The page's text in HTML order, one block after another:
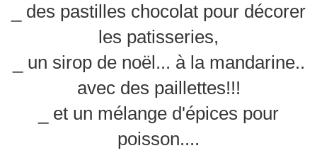
_ des pastilles chocolat pour décorer
les patisseries,
_ un sirop de noël... à la mandarine..
avec des paillettes!!!
_ et un mélange d'épices pour
poisson....